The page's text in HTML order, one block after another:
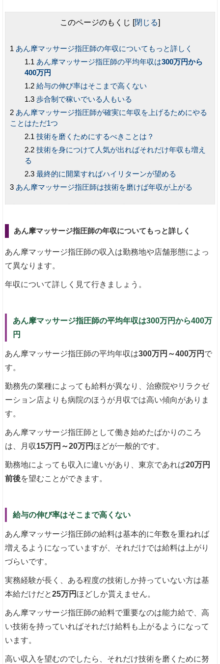
このページのもくじ [閉じる]
あん摩マッサージ指圧師の年収についてもっと詳しく
あん摩マッサージ指圧師の平均年収は300万円から
400万円
給与の伸び率はそこまで高くない
歩合制で稼いでいる人もいる
あん摩マッサージ指圧師が確実に年収を上げるためにやる
ことはただ1つ
技術を磨くためにするべきことは？
技術を身につけて人気が出ればそれだけ年収も増え
る
最終的に開業すればハイリターンが望める
あん摩マッサージ指圧師は技術を磨けば年収が上がる
あん摩マッサージ指圧師の年収についてもっと詳しく
あん摩マッサージ指圧師の収入は勤務地や店舗形態によっ
て異なります。
年収について詳しく見て行きましょう。
あん摩マッサージ指圧師の平均年収は300万円から400万
円
あん摩マッサージ指圧師の平均年収は300万円～400万円 で
す。
勤務先の業種によっても給料が異なり、治療院やリラクゼ
ーション店よりも病院のほうが月収では高い傾向がありま
す。
あん摩マッサージ指圧師として働き始めたばかりのころ
は、月収15万円～20万円 ほどが一般的です。
勤務地によっても収入に違いがあり、東京であれば20万円
前後を望むことができます。
給与の伸び率はそこまで高くない
あん摩マッサージ指圧師の給料は基本的に年数を重ねれば
増えるようになっていますが、それだけでは給料は上がり
づらいです。
実務経験が長く、ある程度の技術しか持っていない方は基
本給だけだと25万円 ほどしか貰えません。
あん摩マッサージ指圧師の給料で重要なのは能力給で、高
い技術を持っていればそれだけ給料も上がるようになって
います。
高い収入を望むのでしたら、それだけ技術を磨くために努